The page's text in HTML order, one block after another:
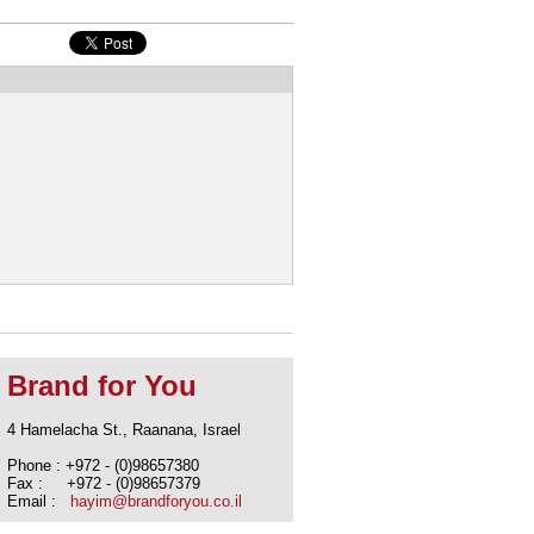
Brand for You
4 Hamelacha St., Raanana, Israel
Phone : +972 - (0)98657380
Fax : +972 - (0)98657379
Email :
hayim@brandforyou.co.il